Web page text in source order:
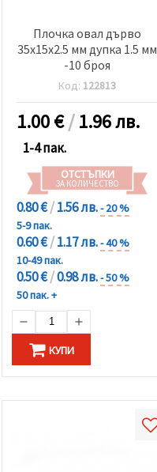
Плочка овал дърво
35x15x2.5 мм дупка 1.5 мм
-10 броя
Код: 122813
1.00€/1.96 лв.
1-4 пак.
ОТСТЪПКИ
ЗА КОЛИЧЕСТВО
0.80 €/1.56 лв.- 20 %
5-9 пак.
0.60 €/1.17 лв.- 40 %
10-49 пак.
0.50 €/0.98 лв.- 50 %
50 пак. +
КУПИ